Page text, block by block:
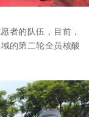
者的队伍，目前，
的第二轮全员核酸